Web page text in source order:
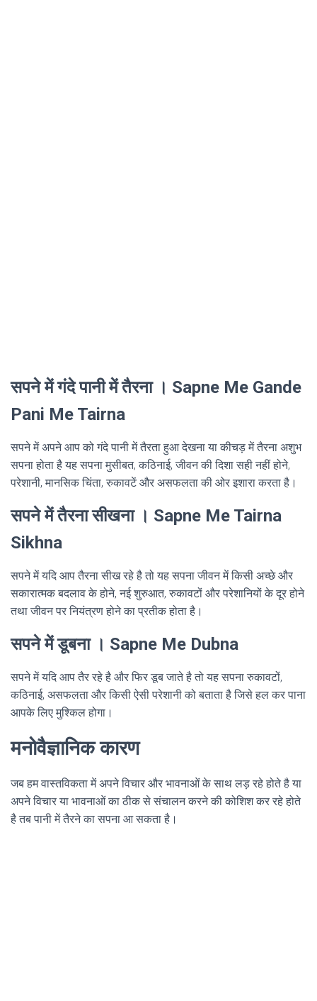
सपने में गंदे पानी में तैरना । Sapne Me Gande
Pani Me Tairna
सपने में अपने आप को गंदे पानी में तैरता हुआ देखना या कीचड़ में तैरना अशुभ
सपना होता है यह सपना मुसीबत, कठिनाई, जीवन की दिशा सही नहीं होने,
परेशानी, मानसिक चिंता, रुकावटें और असफलता की ओर इशारा करता है।
सपने में तैरना सीखना । Sapne Me Tairna
Sikhna
सपने में यदि आप तैरना सीख रहे है तो यह सपना जीवन में किसी अच्छे और
सकारात्मक बदलाव के होने, नई शुरुआत, रुकावटों और परेशानियों के दूर होने
तथा जीवन पर नियंत्रण होने का प्रतीक होता है।
सपने में डूबना । Sapne Me Dubna
सपने में यदि आप तैर रहे है और फिर डूब जाते है तो यह सपना रुकावटों,
कठिनाई, असफलता और किसी ऐसी परेशानी को बताता है जिसे हल कर पाना
आपके लिए मुश्किल होगा।
मनोवैज्ञानिक कारण
जब हम वास्तविकता में अपने विचार और भावनाओं के साथ लड़ रहे होते है या
अपने विचार या भावनाओं का ठीक से संचालन करने की कोशिश कर रहे होते
है तब पानी में तैरने का सपना आ सकता है।